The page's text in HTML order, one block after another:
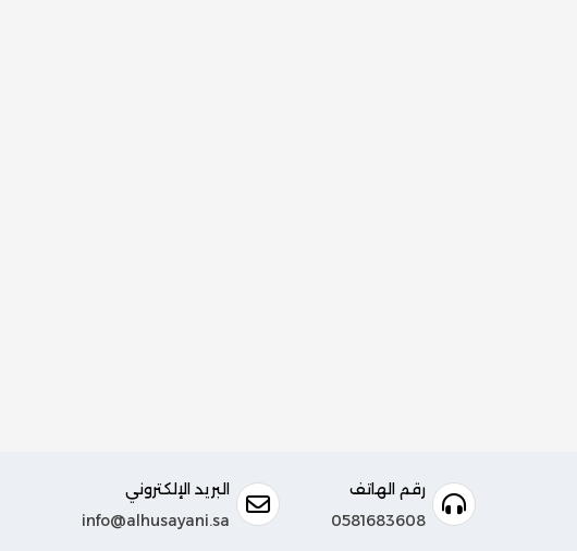
رقم الهاتف
0581683608
البريد الإلكتروني
info@alhusayani.sa